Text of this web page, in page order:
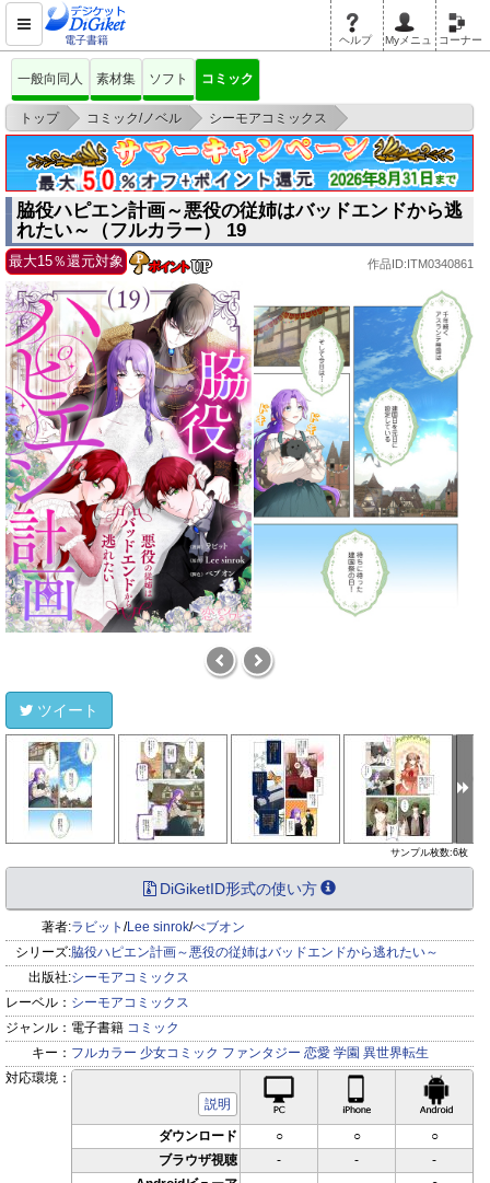
電子書籍 ヘルプ Myメニュ コーナー
一般向同人 素材集 ソフト コミック
トップ > コミック/ノベル > シーモアコミックス
>
脇役ハピエン計画～悪役の従姉はバッドエンドから逃れたい～（フルカラ
ー） 19
脇役ハピエン計画～悪役の従姉はバッドエンドから逃
れたい～（フルカラー） 19
最大15％還元対象 作品ID:ITM0340861
ツイート
サンプル枚数:6枚
DiGiketID形式の使い方
著者:ラビット /Lee sinrok/べブオン
シリーズ:脇役ハピエン計画～悪役の従姉はバッドエンドから逃れたい～
出版社:シーモアコミックス
レーベル： シーモアコミックス
ジャンル： 電子書籍 コミック
キー： フルカラー 少女コミック ファンタジー 恋愛 学園 異世界転生
対応環境：
説明
iPhone対応
ダウンロード ○ ○
○
ブラウザ視聴
- -
-